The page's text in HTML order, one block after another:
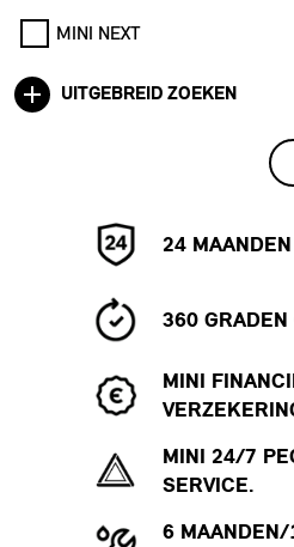
MINI NEXT
UITGEBREID ZOEKEN
24
360 GRADEN
MINI
MINI 24/7
SERVICE.
6